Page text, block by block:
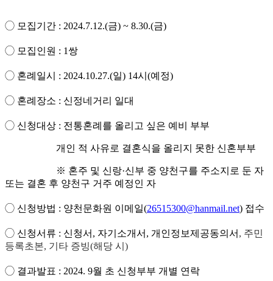
◯ 모집기간 : 2024.7.12.(금) ~ 8.30.(금)
◯ 모집인원 : 1 쌍
◯ 혼례일시 : 2024.10.27.(일) 14시 (예정)
◯ 혼례장소 : 신정네거리 일대
◯ 신청대상 : 전통혼례를 올리고 싶은 예비 부부
개인 적 사유로 결혼식을 올리지 못한 신혼부부
※ 혼주 및 신랑·신부 중 양천구를 주소지로 둔 자
또는 결혼 후 양천구 거주 예정인 자
◯ 신청방법 : 양천문화원 이메일(26515300@hanmail.net) 접수
◯ 신청서류 : 신청서 , 자기소개서, 개인정보제공동의서 , 주민
등록초본, 기타 증빙(해당 시)
◯ 결과발표 : 2024. 9월 초 신청부부 개별 연락